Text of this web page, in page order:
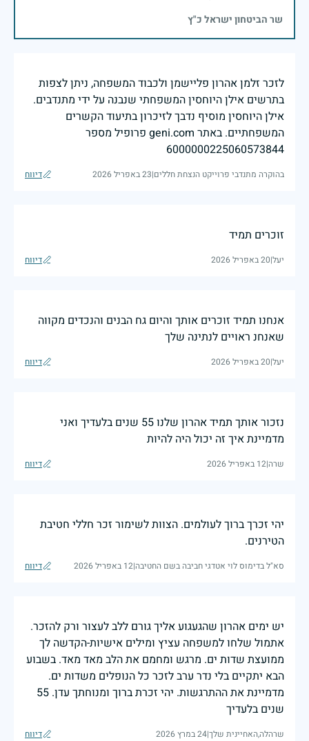
שר הביטחון ישראל כ"ץ
לזכר זלמן אהרון פליישמן ולכבוד המשפחה, ניתן לצפות
בתרשים אילן היוחסין המשפחתי שנבנה על ידי מתנדבים.
אילן היוחסין מוסיף נדבך לזיכרון בתיעוד הקשרים
המשפחתיים. באתר geni.com פרופיל מספר
6000000225060573844
בהוקרה מתנדבי פרוייקט הנצחת חללים|23 באפריל 2026 דיווח
זוכרים תמיד
יעל|20 באפריל 2026 דיווח
אנחנו תמיד זוכרים אותך והיום גח הבנים והנכדים מקווה
שאנחנ ראויים לנתינה שלך
יעל|20 באפריל 2026 דיווח
נזכור אותך תמיד אהרון שלנו 55 שנים בלעדיך ואני
מדמיינת איך זה יכול היה להיות
שרה|12 באפריל 2026 דיווח
יהי זכרך ברוך לעולמים. הצוות לשימור זכר חללי חטיבת
הטירנים.
סא"ל בדימוס לוי אטדגי חביבה בשם החטיבה|12 באפריל 2026 דיווח
יש ימים אהרון שהגעגוע אליך גורם ללב לעצור ורק להזכר.
אתמול שלחו למשפחה עציץ ומילים אישיות-הקדשה לך
ממועצת שדות ים. מרגש ומחמם את הלב מאד מאד. בשבוע
הבא יתקיים בלי נדר ערב לזכר כל הנופלים משדות ים.
מדמיינת את ההתרגשות. יהי זכרת ברוך ומנוחתך עדן. 55
שנים בלעדיך
שרהלה,האחיינית שלך|24 במרץ 2026 דיווח